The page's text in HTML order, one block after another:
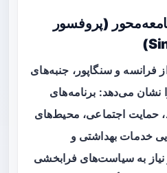
(پروفسور
فرانسه و سنگاپور، جنبه‌های
نشان می‌دهد: برنامه‌های
حمایت اجتماعی، محیط‌های
خدمات بهداشتی و
بهسیاست‌های فرابخشی